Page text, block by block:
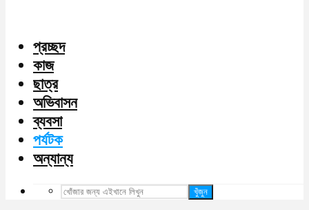
প্রচ্ছদ
কাজ
ছাত্র
অভিবাসন
ব্যবসা
পর্যটক
অন্যান্য
খুঁজুন